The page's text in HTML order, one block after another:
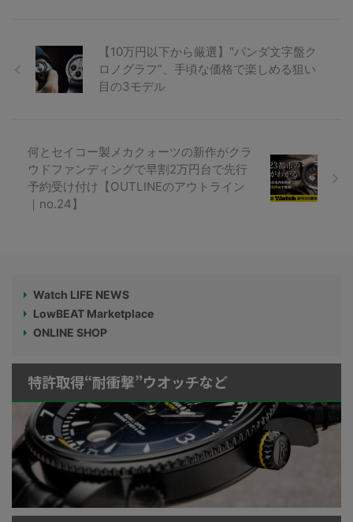
【10万円以下から厳選】“パンダ文字盤ク
ロノグラフ”、手頃な価格で楽しめる狙い
目の3モデル
何とセイコー製メカクォーツの新作がクラ
ウドファンディングで早割2万円台で先行
予約受け付け【OUTLINEのアウトライン
｜no.24】
Watch LIFE NEWS
LowBEAT Marketplace
ONLINE SHOP
特許取得“耐衝撃”ウオッチなど